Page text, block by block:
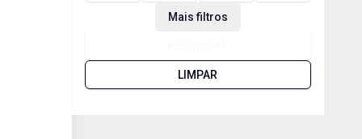
Mais filtros
LIMPAR